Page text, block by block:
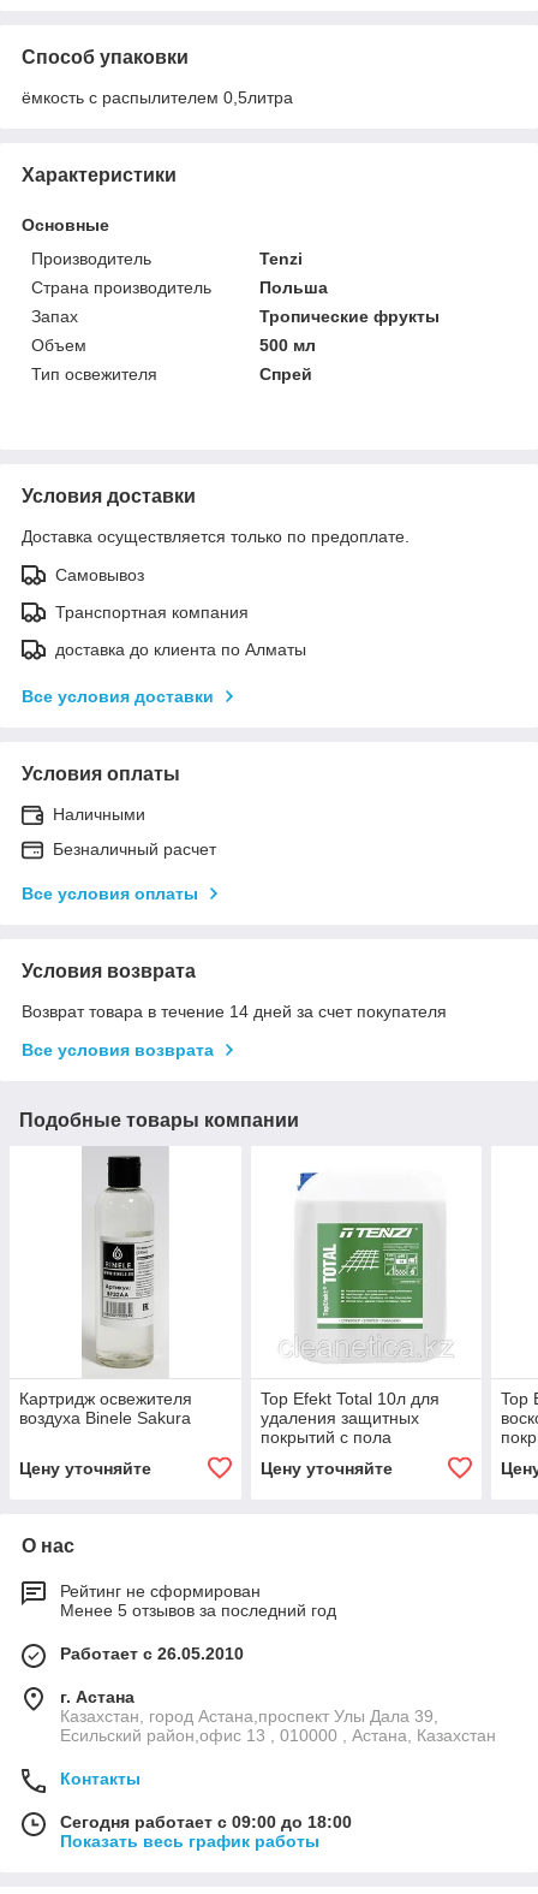
Способ упаковки
ёмкость с распылителем 0,5литра
Характеристики
Основные
Производитель
Tenzi
Страна производитель
Польша
Запах
Тропические фрукты
Объем
500 мл
Тип освежителя
Спрей
Условия доставки
Доставка осуществляется только по предоплате.
Самовывоз
Транспортная компания
доставка до клиента по Алматы
Все условия доставки
Условия оплаты
Наличными
Безналичный расчет
Все условия оплаты
Условия возврата
Возврат товара в течение 14 дней за счет покупателя
Все условия возврата
Подобные товары компании
Картридж освежителя
воздуха Binele Sakura
Цену уточняйте
Top Efekt Total 10л для
удаления защитных
покрытий с пола
Цену уточняйте
Top
О нас
Рейтинг не сформирован
Менее 5 отзывов за последний год
Работает с 26.05.2010
г. Астана
Казахстан, город Астана,проспект Улы Дала 39,
Есильский район,офис 13 , 010000 , Астана, Казахстан
Контакты
Сегодня работает с 09:00 до 18:00
Показать весь график работы